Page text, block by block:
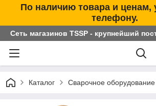
По наличию товара и ценам,
телефону.
Сеть магазинов TSSP - крупнейший
Каталог Сварочное оборудование